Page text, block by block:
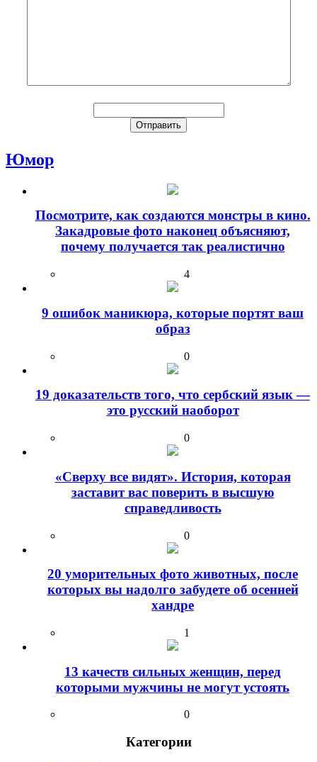
Юмор
Посмотрите, как создаются монстры в кино.
Закадровые фото наконец объясняют,
почему получается так реалистично
4
9 ошибок маникюра, которые портят ваш
образ
0
19 доказательств того, что сербский язык —
это русский наоборот
0
«Сверху все видят». История, которая
заставит вас поверить в высшую
справедливость
0
20 уморительных фото животных, после
которых вы надолго забудете об осенней
хандре
1
13 качеств сильных женщин, перед
которыми мужчины не могут устоять
0
Категории